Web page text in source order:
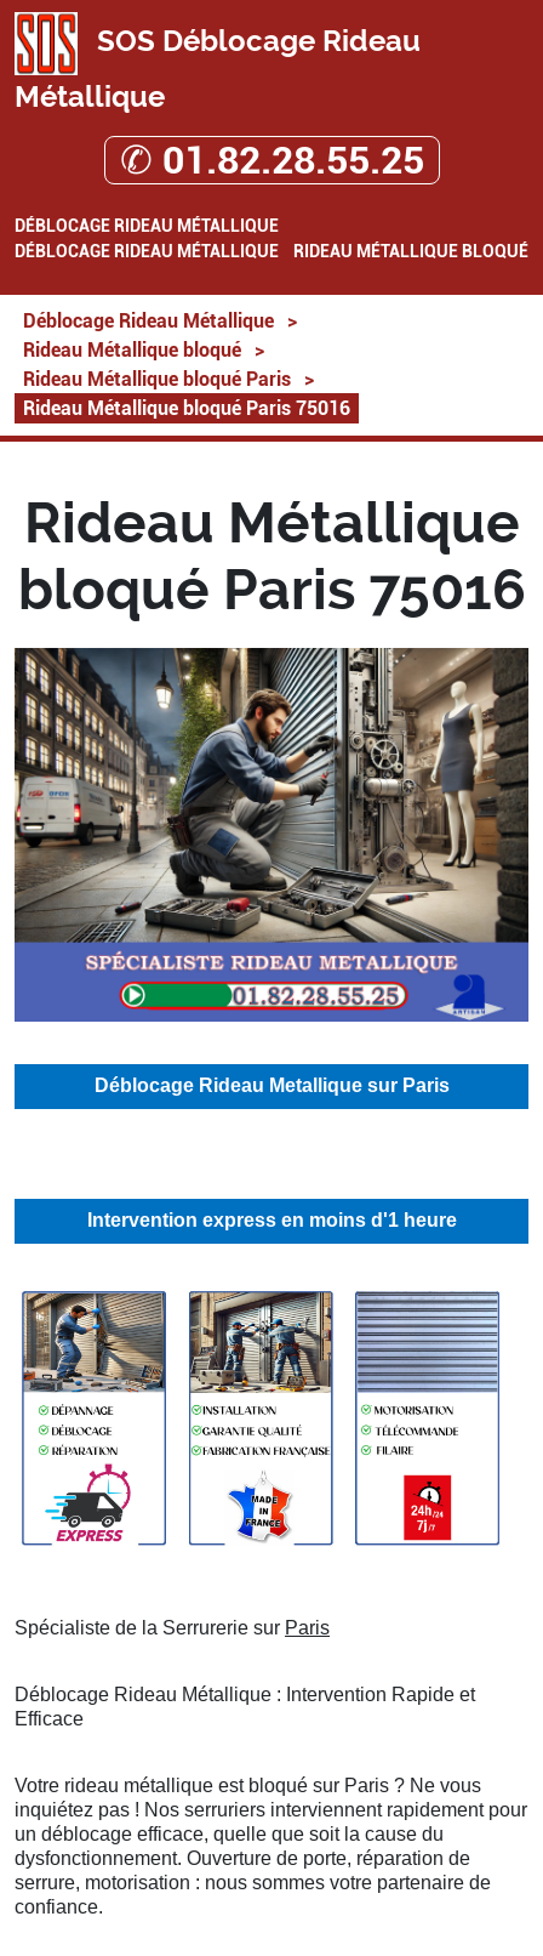
SOS Déblocage Rideau
Métallique
✆ 01.82.28.55.25
DÉBLOCAGE RIDEAU MÉTALLIQUE
DÉBLOCAGE RIDEAU MÉTALLIQUE
RIDEAU MÉTALLIQUE BLOQUÉ
Déblocage Rideau Métallique
>
Rideau Métallique bloqué
>
Rideau Métallique bloqué Paris
>
Rideau Métallique bloqué Paris 75016
Rideau Métallique
bloqué Paris 75016
Déblocage Rideau Metallique sur Paris
Intervention express en moins d'1 heure
Spécialiste de la Serrurerie sur Paris
Déblocage Rideau Métallique : Intervention Rapide et
Efficace
Votre rideau métallique est bloqué sur Paris ? Ne vous
inquiétez pas ! Nos serruriers interviennent rapidement pour
un déblocage efficace, quelle que soit la cause du
dysfonctionnement. Ouverture de porte, réparation de
serrure, motorisation : nous sommes votre partenaire de
confiance.